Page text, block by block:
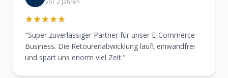
vor 2 Jahren
"Super zuverlässiger Partner für unser E-Commerce
Business. Die Retourenabwicklung läuft einwandfrei
und spart uns enorm viel Zeit."